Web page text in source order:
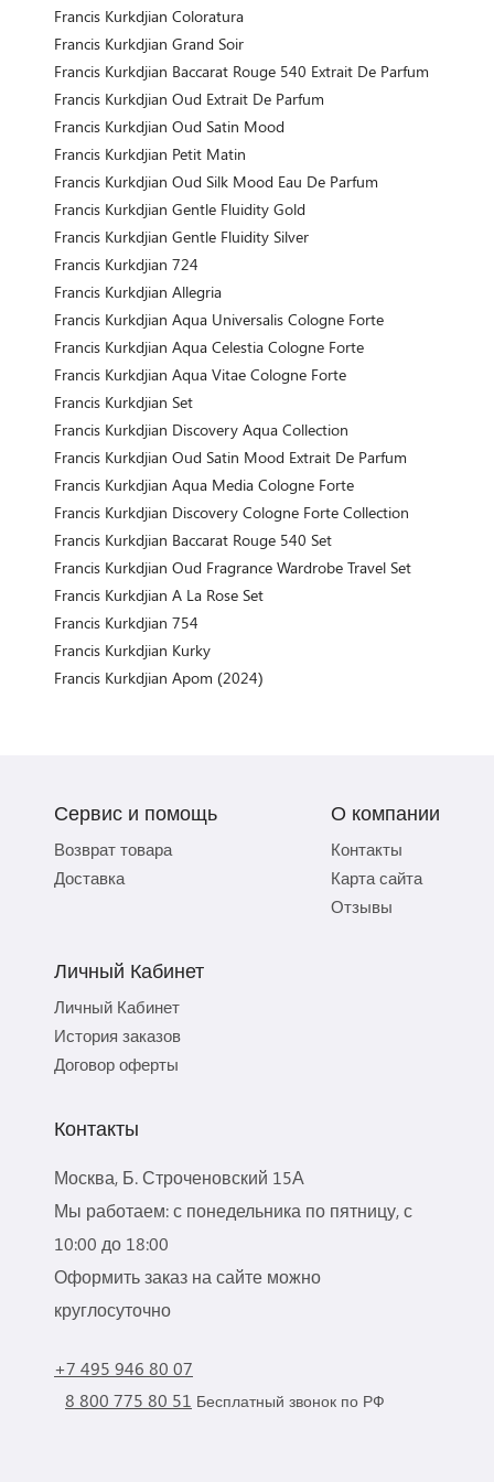
Francis Kurkdjian Coloratura
Francis Kurkdjian Grand Soir
Francis Kurkdjian Baccarat Rouge 540 Extrait De Parfum
Francis Kurkdjian Oud Extrait De Parfum
Francis Kurkdjian Oud Satin Mood
Francis Kurkdjian Petit Matin
Francis Kurkdjian Oud Silk Mood Eau De Parfum
Francis Kurkdjian Gentle Fluidity Gold
Francis Kurkdjian Gentle Fluidity Silver
Francis Kurkdjian 724
Francis Kurkdjian Allegria
Francis Kurkdjian Aqua Universalis Cologne Forte
Francis Kurkdjian Aqua Celestia Cologne Forte
Francis Kurkdjian Aqua Vitae Cologne Forte
Francis Kurkdjian Set
Francis Kurkdjian Discovery Aqua Collection
Francis Kurkdjian Oud Satin Mood Extrait De Parfum
Francis Kurkdjian Aqua Media Cologne Forte
Francis Kurkdjian Discovery Cologne Forte Collection
Francis Kurkdjian Baccarat Rouge 540 Set
Francis Kurkdjian Oud Fragrance Wardrobe Travel Set
Francis Kurkdjian A La Rose Set
Francis Kurkdjian 754
Francis Kurkdjian Kurky
Francis Kurkdjian Apom (2024)
Сервис и помощь
Возврат товара
Доставка
О компании
Контакты
Карта сайта
Отзывы
Личный Кабинет
Личный Кабинет
История заказов
Договор оферты
Контакты
Москва, Б. Строченовский 15А
Мы работаем: с понедельника по пятницу, с
10:00 до 18:00
Оформить заказ на сайте можно
круглосуточно
+7 495 946 80 07
8 800 775 80 51 Бесплатный звонок по РФ